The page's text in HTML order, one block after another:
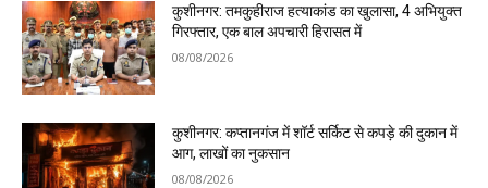
कुशीनगर: तमकुहीराज हत्याकांड का खुलासा, 4 अभियुक्त
गिरफ्तार, एक बाल अपचारी हिरासत में
08/08/2026
कुशीनगर: कप्तानगंज में शॉर्ट सर्किट से कपड़े की दुकान में
आग, लाखों का नुकसान
08/08/2026